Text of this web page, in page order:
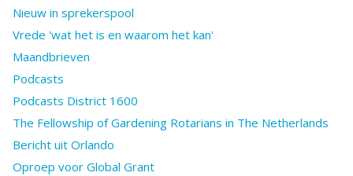
Nieuw in sprekerspool
Vrede 'wat het is en waarom het kan'
Maandbrieven
Podcasts
Podcasts District 1600
The Fellowship of Gardening Rotarians in The Netherlands
Bericht uit Orlando
Oproep voor Global Grant